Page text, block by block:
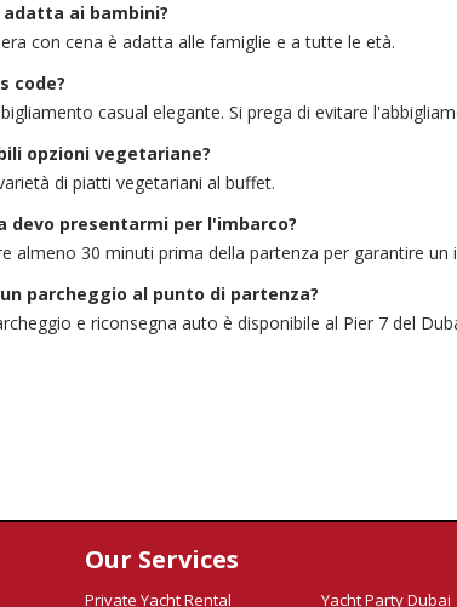
adatta ai bambini?
con cena è adatta alle famiglie e a tutte le età.
code?
casual elegante. Si prega di evitare
opzioni vegetariane?
di piatti vegetariani al buffet.
devo presentarmi per l'imbarco?
almeno 30 minuti prima della partenza per garantire un
parcheggio al punto di partenza?
e riconsegna auto è disponibile al Pier 7 del
Our Services
Private Yacht Rental Yacht Party Dubai